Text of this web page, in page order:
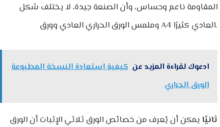
المقاومة ناعم وحساس، وأن الصنعة جيدة، لا يختلف شكل
وملمس الورق الحراري العادي وورق A4 العادي كثيرًا.
ادعوك لقراءة المزيد عن كيفية استعادة النسخة المطبوعة
الورق الحراري
ثانيًا يمكن أن يُعرف من خصائص الورق ثلاثي الإثبات أن الورق